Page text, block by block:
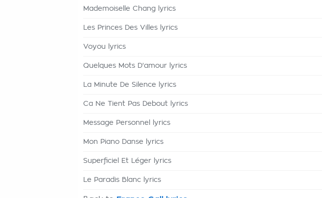
Mademoiselle Chang lyrics
Les Princes Des Villes lyrics
Voyou lyrics
Quelques Mots D'amour lyrics
La Minute De Silence lyrics
Ca Ne Tient Pas Debout lyrics
Message Personnel lyrics
Mon Piano Danse lyrics
Superficiel Et Léger lyrics
Le Paradis Blanc lyrics